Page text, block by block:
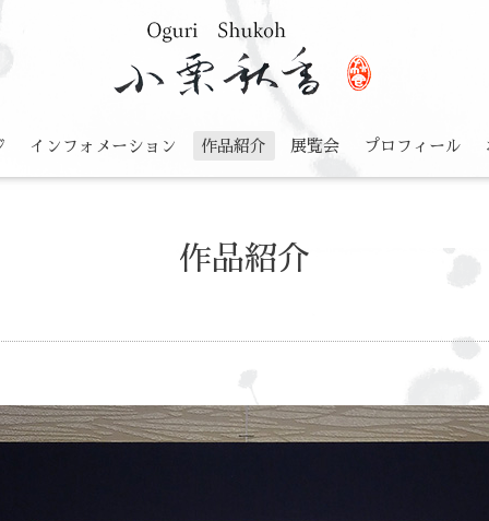
インフォメーション 作品紹介 展覧会 プロフィール
作品紹介